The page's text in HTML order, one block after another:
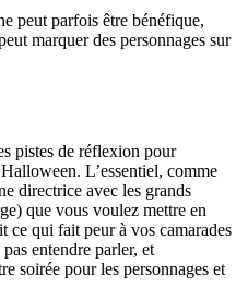
peut parfois être bénéfique,
marquer des personnages sur
pistes de réflexion pour
L’essentiel, comme
directrice avec les grands
que vous voulez mettre en
ce qui fait peur à vos camarades
entendre parler, et
soirée pour les personnages et